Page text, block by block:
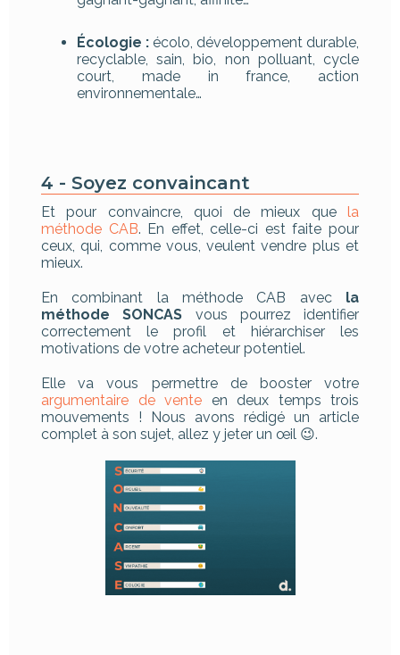
Écologie : écolo, développement durable,
recyclable, sain, bio, non polluant, cycle
court, made in france, action
environnementale…
4 - Soyez convaincant
Et pour convaincre, quoi de mieux que la
méthode CAB. En effet, celle-ci est faite pour
ceux, qui, comme vous, veulent vendre plus et
mieux.
En combinant la méthode CAB avec la
méthode SONCAS vous pourrez identifier
correctement le profil et hiérarchiser les
motivations de votre acheteur potentiel.
Elle va vous permettre de booster votre
argumentaire de vente en deux temps trois
mouvements ! Nous avons rédigé un article
complet à son sujet, allez y jeter un œil 😉.